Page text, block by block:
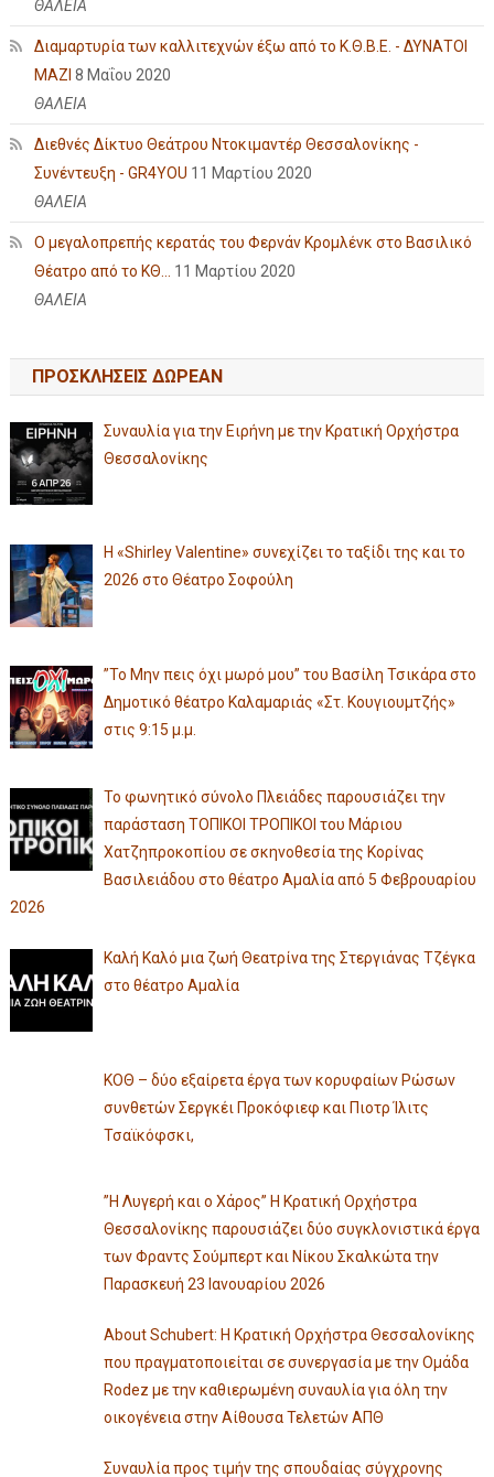
ΘΑΛΕΙΑ
Διαμαρτυρία των καλλιτεχνών έξω από το Κ.Θ.Β.Ε. - ΔΥΝΑΤΟΙ
ΜΑΖΙ 8 Μαΐου 2020
ΘΑΛΕΙΑ
Διεθνές Δίκτυο Θεάτρου Ντοκιμαντέρ Θεσσαλονίκης -
Συνέντευξη - GR4YOU 11 Μαρτίου 2020
ΘΑΛΕΙΑ
Ο μεγαλοπρεπής κερατάς του Φερνάν Κρομλένκ στο Βασιλικό
Θέατρο από το ΚΘ...
11 Μαρτίου 2020
ΘΑΛΕΙΑ
ΠΡΟΣΚΛΗΣΕΙΣ ΔΩΡΕΑΝ
Συναυλία για την Ειρήνη με την Κρατική Ορχήστρα
Θεσσαλονίκης
Η «Shirley Valentine» συνεχίζει το ταξίδι της και το
2026 στο Θέατρο Σοφούλη
”Το Μην πεις όχι μωρό μου” του Βασίλη Τσικάρα στο
Δημοτικό θέατρο Καλαμαριάς «Στ. Κουγιουμτζής»
στις 9:15 μ.μ.
Το φωνητικό σύνολο Πλειάδες παρουσιάζει την
παράσταση ΤΟΠΙΚΟΙ ΤΡΟΠΙΚΟΙ του Μάριου
Χατζηπροκοπίου σε σκηνοθεσία της Κορίνας
Βασιλειάδου στο θέατρο Αμαλία από 5 Φεβρουαρίου
2026
Καλή Καλό μια ζωή Θεατρίνα της Στεργιάνας Τζέγκα
στο θέατρο Αμαλία
ΚΟΘ – δύο εξαίρετα έργα των κορυφαίων Ρώσων
συνθετών Σεργκέι Προκόφιεφ και Πιοτρ Ίλιτς
Τσαϊκόφσκι,
”Η Λυγερή και ο Χάρος” Η Κρατική Ορχήστρα
Θεσσαλονίκης παρουσιάζει δύο συγκλονιστικά έργα
των Φραντς Σούμπερτ και Νίκου Σκαλκώτα την
Παρασκευή 23 Ιανουαρίου 2026
About Schubert: Η Κρατική Ορχήστρα Θεσσαλονίκης
που πραγματοποιείται σε συνεργασία με την Ομάδα
Rodez με την καθιερωμένη συναυλία για όλη την
οικογένεια στην Αίθουσα Τελετών ΑΠΘ
Συναυλία προς τιμήν της σπουδαίας σύγχρονης